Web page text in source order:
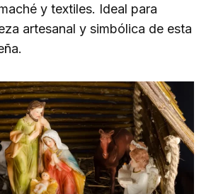
y textiles. Ideal para
artesanal y simbólica de esta